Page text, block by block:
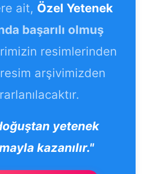
ait, Özel Yetenek
başarılı olmuş
resimlerinden
arşivimizden
yetenek
kazanılır."